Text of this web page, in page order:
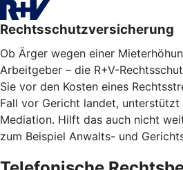
Rechtsschutzversicherung
Ob Ärger wegen einer
Arbeitgeber – die R+V-
Sie vor den Kosten eines
Fall vor Gericht landet, unterstützt
Mediation. Hilft das auch nicht
zum Beispiel Anwalts- und